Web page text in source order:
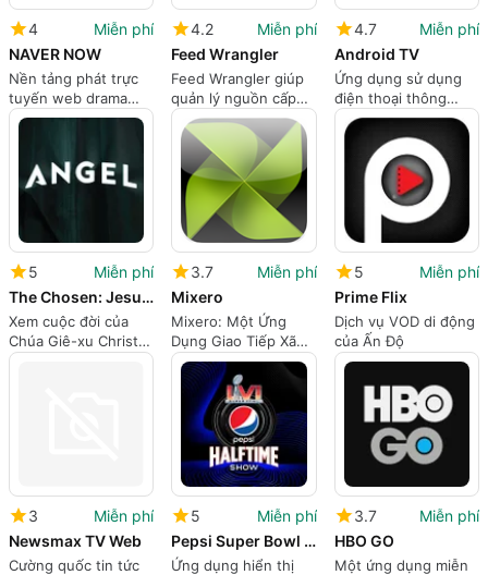
4
Miễn phí
NAVER NOW
Nền tảng phát trực
tuyến web drama
trực tuyến của Naver
4.2
Miễn phí
Feed Wrangler
Feed Wrangler giúp
quản lý nguồn cấp
RSS dễ dàng
4.7
Miễn phí
Android TV
Ứng dụng sử dụng
điện thoại thông
minh làm điều khiển
từ xa cho tivi
5
Miễn phí
The Chosen: Jesus TV Series
Xem cuộc đời của
Chúa Giê-xu Christ
với ứng dụng này
3.7
Miễn phí
Mixero
Mixero: Một Ứng
Dụng Giao Tiếp Xã
Hội Miễn Phí
5
Miễn phí
Prime Flix
Dịch vụ VOD di động
của Ấn Độ
3
Miễn phí
Newsmax TV Web
Cường quốc tin tức
5
Miễn phí
Pepsi Super Bowl Halftime Show
Ứng dụng hiển thị
3.7
Miễn phí
HBO GO
Một ứng dụng miễn